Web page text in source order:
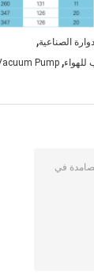
الصناعية,
للهواء,
Pump